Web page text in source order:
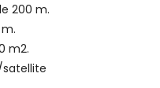
de Moraira), monument
200 m.
m2.